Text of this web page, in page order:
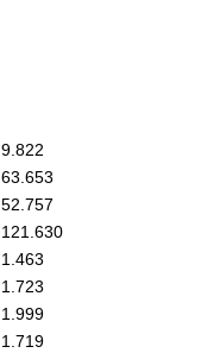
9.822
63.653
52.757
121.630
1.463
1.723
1.999
1.719